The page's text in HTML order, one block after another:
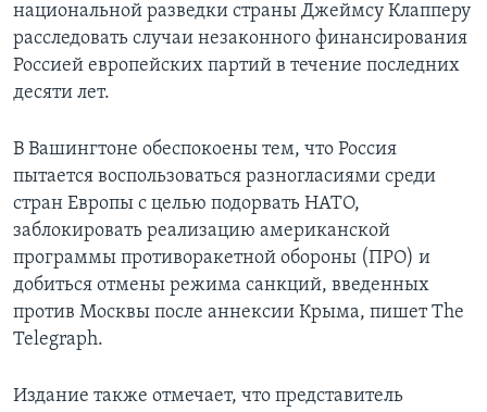
национальной разведки страны Джеймсу Клапперу
расследовать случаи незаконного финансирования
Россией европейских партий в течение последних
десяти лет.
В Вашингтоне обеспокоены тем, что Россия
пытается воспользоваться разногласиями среди
стран Европы с целью подорвать НАТО,
заблокировать реализацию американской
программы противоракетной обороны (ПРО) и
добиться отмены режима санкций, введенных
против Москвы после аннексии Крыма, пишет The
Telegraph.
Издание также отмечает, что представитель